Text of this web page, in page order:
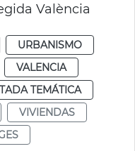
València
URBANISMO
VALENCIA
TEMÁTICA
VIVIENDAS